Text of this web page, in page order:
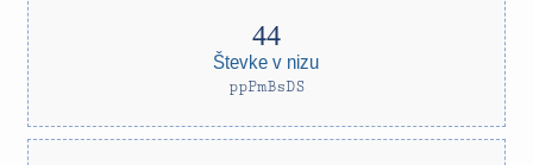
Števke v nizu
ppPmBsDS